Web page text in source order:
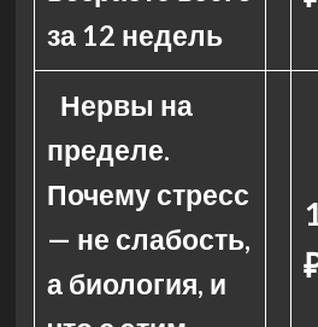
за 12 недель
Нервы на
пределе.
Почему стресс
— не слабость,
а биология, и